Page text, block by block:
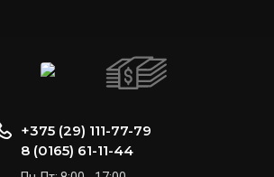
+375 (29) 111-77-79
8 (0165) 61-11-44